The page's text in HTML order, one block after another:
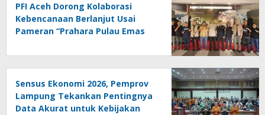
PFI Aceh Dorong Kolaborasi
Kebencanaan Berlanjut Usai
Pameran “Prahara Pulau Emas
Sensus Ekonomi 2026, Pemprov
Lampung Tekankan Pentingnya
Data Akurat untuk Kebijakan